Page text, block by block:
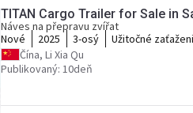
TITAN Cargo Trailer for Sale in
Náves na přepravu zvířat
Nové
2025 3-osý Užitočné
Čína, Li Xia Qu
Publikovaný: 10deň